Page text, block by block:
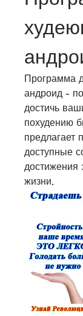
Программа
андроид -
достичь
похудению
предлагает
доступные
достижения
жизни.